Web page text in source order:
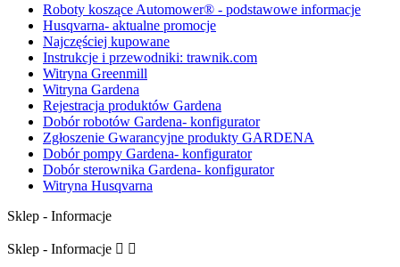
Roboty koszące Automower® - podstawowe informacje
Husqvarna- aktualne promocje
Najczęściej kupowane
Instrukcje i przewodniki: trawnik.com
Witryna Greenmill
Witryna Gardena
Rejestracja produktów Gardena
Dobór robotów Gardena- konfigurator
Zgłoszenie Gwarancyjne produkty GARDENA
Dobór pompy Gardena- konfigurator
Dobór sterownika Gardena- konfigurator
Witryna Husqvarna
Sklep - Informacje
Sklep - Informacje  